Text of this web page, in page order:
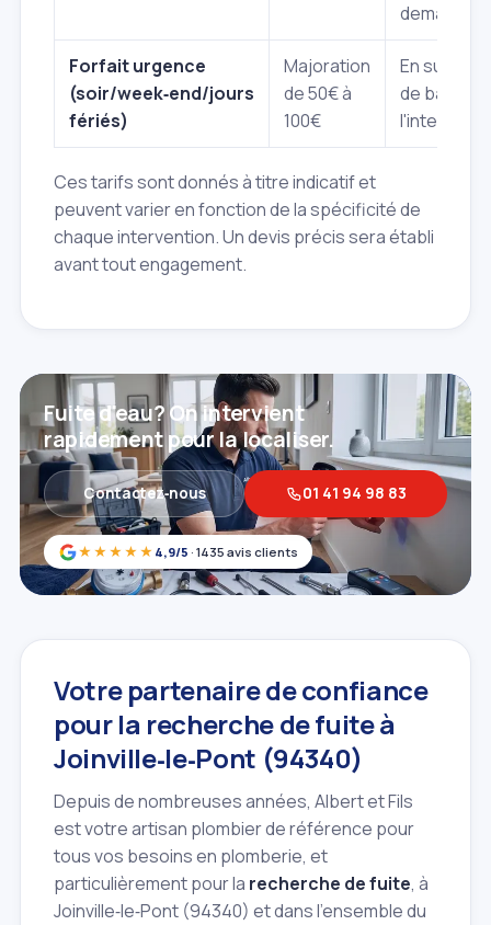
demandé.
Forfait urgence
(soir/week‑end/jours
fériés)
Majoration
de 50€ à
100€
En sus du
de base de
Ces tarifs sont donnés à titre indicatif et
peuvent varier en fonction de la spécificité de
chaque intervention. Un devis précis sera établi
avant tout engagement.
★★★★★ 4,9/5 · 1435 avis clients
Fuite d'eau? On intervient
rapidement pour la localiser.
Contactez‑nous 01 41 94 98 83
Votre partenaire de confiance
pour la recherche de fuite à
Joinville‑le‑Pont (94340)
Depuis de nombreuses années, Albert et Fils
est votre artisan plombier de référence pour
tous vos besoins en plomberie, et
particulièrement pour la recherche de fuite, à
Joinville‑le‑Pont (94340) et dans l'ensemble du